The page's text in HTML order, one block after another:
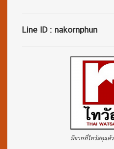
Line ID : nakornphun
มีขายที่ไทวัสดุแล้ว